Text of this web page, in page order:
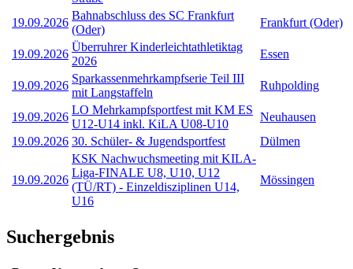
19.09.2026
Bahnabschluss des SC Frankfurt
(Oder)
Frankfurt (Oder)
19.09.2026
Überruhrer Kinderleichtathletiktag
2026
Essen
19.09.2026
Sparkassenmehrkampfserie Teil III
mit Langstaffeln
Ruhpolding
19.09.2026
LO Mehrkampfsportfest mit KM ES
U12-U14 inkl. KiLA U08-U10
Neuhausen
19.09.2026 30. Schüler- & Jugendsportfest Dülmen
19.09.2026
KSK Nachwuchsmeeting mit KILA-
Liga-FINALE U8, U10, U12
(TÜ/RT) - Einzeldisziplinen U14,
U16
Mössingen
Suchergebnis